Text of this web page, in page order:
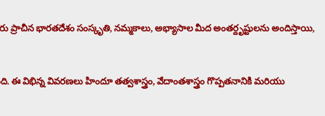
భారతదేశం సంస్కృతి, నమ్మకాలు, అభ్యాసాల మీద అంతర్దృష్టులను అందిస్తాయి,
వివరణలు హిందూ తత్వశాస్త్రం, వేదాంతశాస్త్రం గొప్పతనానికి మరియు